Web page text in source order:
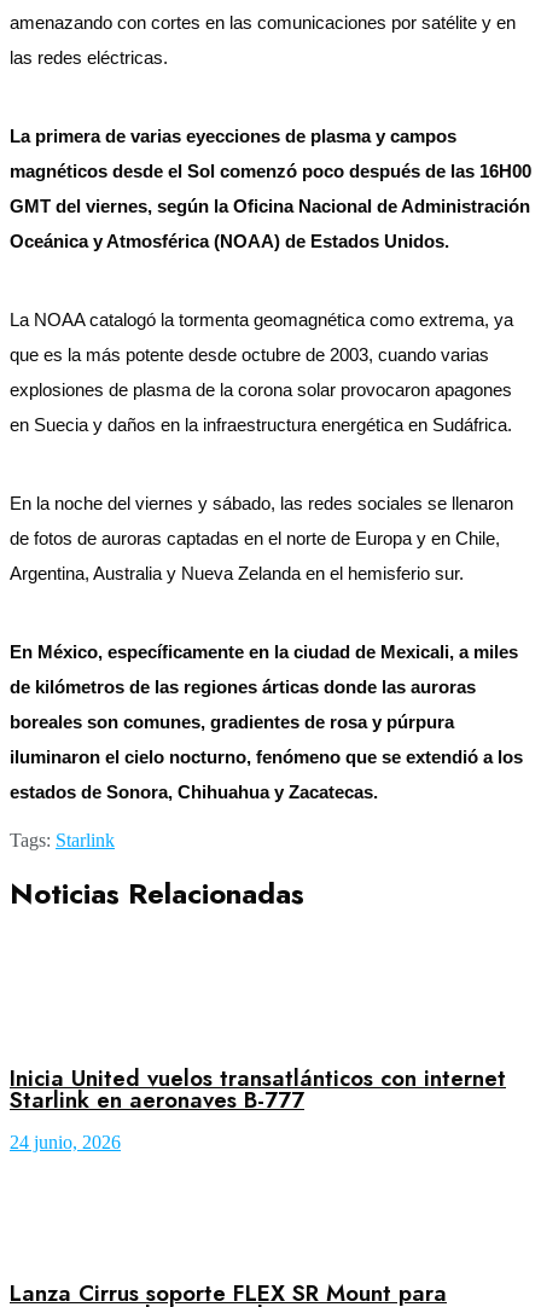
amenazando con cortes en las comunicaciones por satélite y en
las redes eléctricas.
La primera de varias eyecciones de plasma y campos
magnéticos desde el Sol comenzó poco después de las 16H00
GMT del viernes, según la Oficina Nacional de Administración
Oceánica y Atmosférica (NOAA) de Estados Unidos.
La NOAA catalogó la tormenta geomagnética como extrema, ya
que es la más potente desde octubre de 2003, cuando varias
explosiones de plasma de la corona solar provocaron apagones
en Suecia y daños en la infraestructura energética en Sudáfrica.
En la noche del viernes y sábado, las redes sociales se llenaron
de fotos de auroras captadas en el norte de Europa y en Chile,
Argentina, Australia y Nueva Zelanda en el hemisferio sur.
En México, específicamente en la ciudad de Mexicali, a miles
de kilómetros de las regiones árticas donde las auroras
boreales son comunes, gradientes de rosa y púrpura
iluminaron el cielo nocturno, fenómeno que se extendió a los
estados de Sonora, Chihuahua y Zacatecas.
Tags: Starlink
Noticias Relacionadas
Inicia United vuelos transatlánticos con internet
Starlink en aeronaves B-777
24 junio, 2026
Lanza Cirrus soporte FLEX SR Mount para